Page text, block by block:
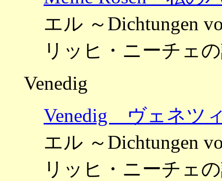
エル ～Dichtungen
リッヒ・ニーチェ
Venedig
Venedig ヴェネツ
エル ～Dichtungen
リッヒ・ニーチェ